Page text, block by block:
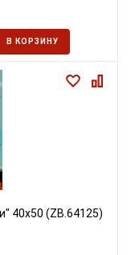
В КОРЗИНУ
40x50 (ZB.64125)